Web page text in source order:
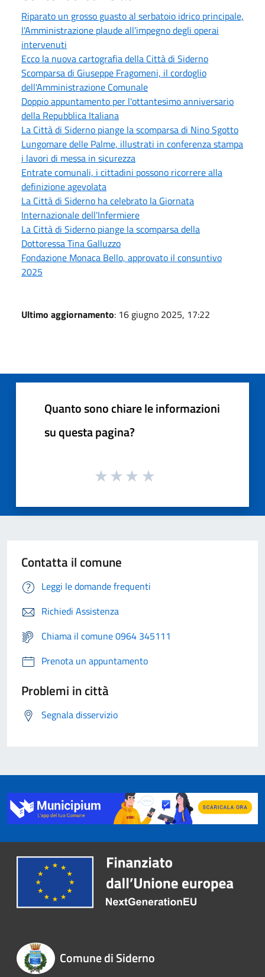
Riparato un grosso guasto al serbatoio idrico principale,
l'Amministrazione plaude all'impegno degli operai
intervenuti
Ecco la nuova cartografia della Città di Siderno
Scomparsa di Giuseppe Fragomeni, il cordoglio
dell'Amministrazione Comunale
Doppio appuntamento per l'ottantesimo anniversario
della Repubblica Italiana
La Città di Siderno piange la scomparsa di Nino Sgotto
Lungomare delle Palme, illustrati in conferenza stampa
i lavori di messa in sicurezza
Entrate comunali, i cittadini possono ricorrere alla
definizione agevolata
La Città di Siderno ha celebrato la Giornata
Internazionale dell'Infermiere
La Città di Siderno piange la scomparsa della
Dottoressa Tina Galluzzo
Fondazione Monaca Bello, approvato il consuntivo
2025
Ultimo aggiornamento: 16 giugno 2025, 17:22
Quanto sono chiare le informazioni
su questa pagina?
Contatta il comune
Leggi le domande frequenti
Richiedi Assistenza
Chiama il comune 0964 345111
Prenota un appuntamento
Problemi in città
Segnala disservizio
Comune di Siderno